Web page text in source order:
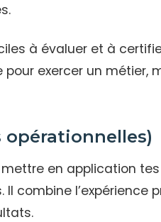
à évaluer et à
exercer un métier,
opérationnelles)
en application
combine l’expérience